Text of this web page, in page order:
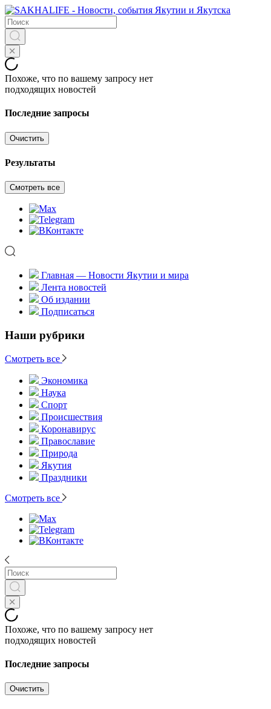
Похоже, что по вашему запросу нет
подходящих новостей
Последние запросы
Очистить
Результаты
Смотреть все
Главная — Новости Якутии и мира
Лента новостей
Об издании
Подписаться
Наши рубрики
Смотреть все
Экономика
Наука
Спорт
Происшествия
Коронавирус
Православие
Природа
Якутия
Праздники
Смотреть все
Похоже, что по вашему запросу нет
подходящих новостей
Последние запросы
Очистить